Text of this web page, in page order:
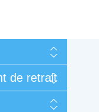
de retrait